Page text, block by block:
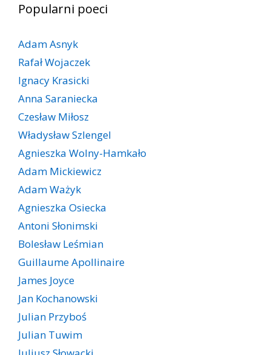
Popularni poeci
Adam Asnyk
Rafał Wojaczek
Ignacy Krasicki
Anna Saraniecka
Czesław Miłosz
Władysław Szlengel
Agnieszka Wolny-Hamkało
Adam Mickiewicz
Adam Ważyk
Agnieszka Osiecka
Antoni Słonimski
Bolesław Leśmian
Guillaume Apollinaire
James Joyce
Jan Kochanowski
Julian Przyboś
Julian Tuwim